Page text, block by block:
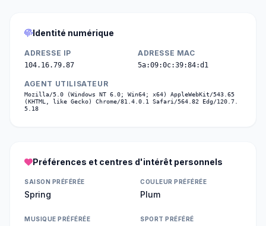
Identité numérique
ADRESSE IP
104.16.79.87
ADRESSE MAC
5a:09:0c:39:84:d1
AGENT UTILISATEUR
Mozilla/5.0 (Windows NT 6.0; Win64; x64) AppleWebKit/543.65
(KHTML, like Gecko) Chrome/81.4.0.1 Safari/564.82 Edg/120.7.
5.18
Préférences et centres d'intérêt personnels
SAISON PRÉFÉRÉE
Spring
COULEUR PRÉFÉRÉE
Plum
MUSIQUE PRÉFÉRÉE SPORT PRÉFÉRÉ